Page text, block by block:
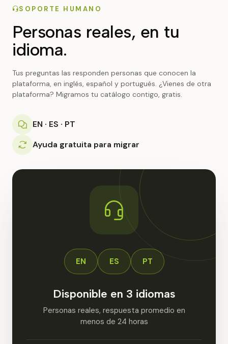
SOPORTE HUMANO
Personas reales, en tu
idioma.
Tus preguntas las responden personas que conocen la
plataforma, en inglés, español y portugués. ¿Vienes de otra
plataforma? Migramos tu catálogo contigo, gratis.
EN · ES · PT
Ayuda gratuita para migrar
EN ES PT
Disponible en 3 idiomas
Personas reales, respuesta promedio en
menos de 24 horas